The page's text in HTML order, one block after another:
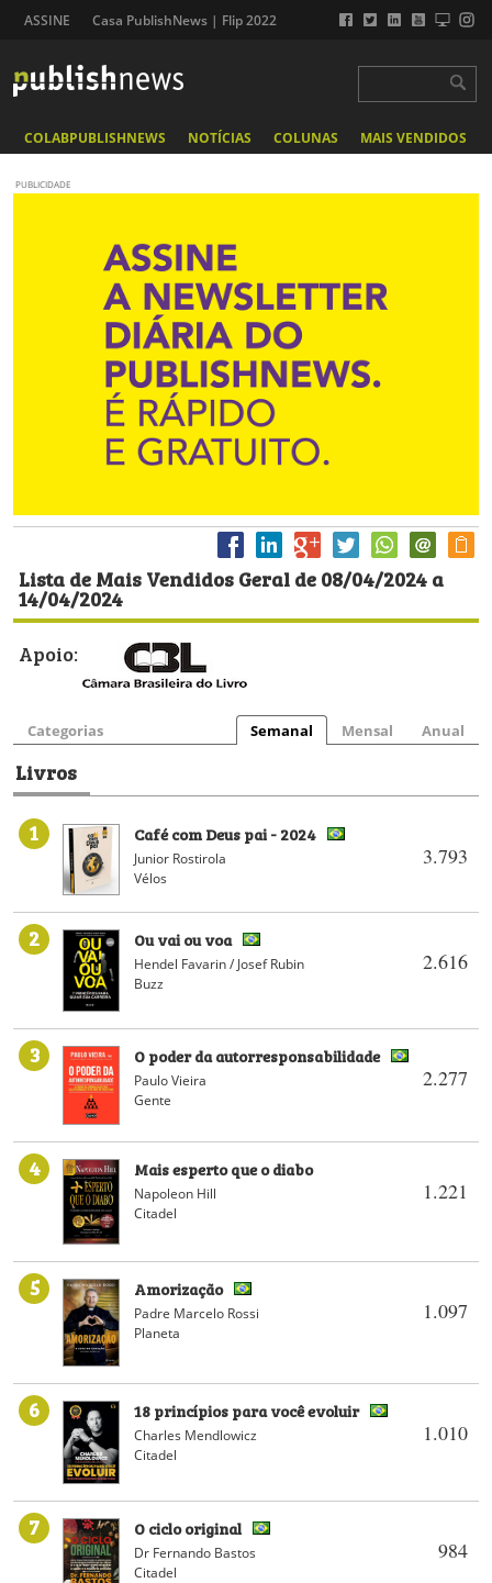
ASSINE Casa PublishNews | Flip 2022
COLABPUBLISHNEWS NOTÍCIAS COLUNAS MAIS VENDIDOS
PUBLICIDADE
Lista de Mais Vendidos Geral de 08/04/2024 a
14/04/2024
Apoio:
Categorias Semanal Mensal Anual
Livros
1
3.793
Café com Deus pai - 2024
Junior Rostirola
Vélos
2
2.616
Ou vai ou voa
Hendel Favarin / Josef Rubin
Buzz
3
2.277
O poder da autorresponsabilidade
Paulo Vieira
Gente
4
1.221
Mais esperto que o diabo
Napoleon Hill
Citadel
5
1.097
Amorização
Padre Marcelo Rossi
Planeta
6
1.010
18 princípios para você evoluir
Charles Mendlowicz
Citadel
7
984
O ciclo original
Dr Fernando Bastos
Citadel